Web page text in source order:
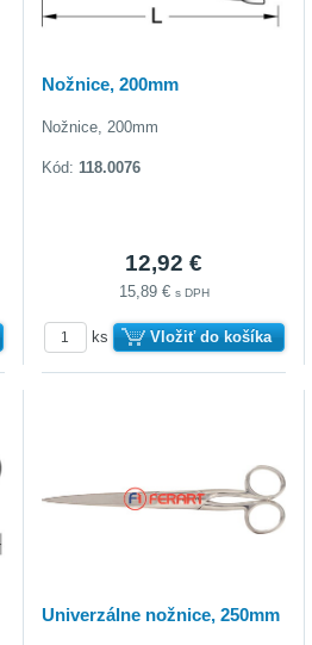
Nožnice, 200mm
Nožnice, 200mm
Kód: 118.0076
12,92 €
15,89 € s DPH
ks Vložiť do košíka
Univerzálne nožnice, 250mm